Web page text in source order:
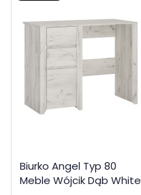
Biurko Angel Typ 80
Meble Wójcik Dąb White